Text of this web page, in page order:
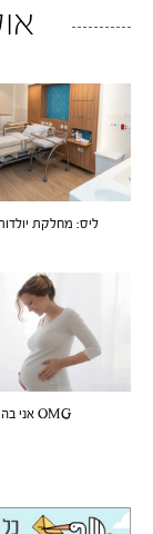
ליס: מחלקת
OMG אני בהריון!